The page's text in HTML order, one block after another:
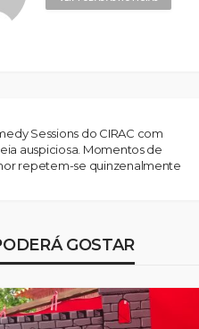
Sessions do CIRAC com
auspiciosa. Momentos de
repetem-se quinzenalmente
GOSTAR